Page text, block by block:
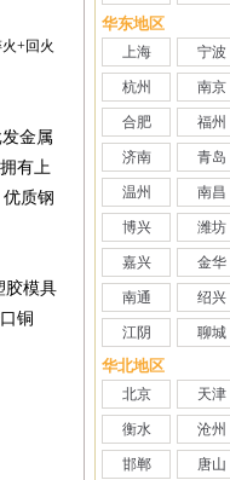
+回火
金属
有上
质钢
胶模具
铜
华东地区
上海 宁波
杭州 南京
合肥 福州
济南 青岛
温州 南昌
博兴 潍坊
嘉兴 金华
南通 绍兴
江阴 聊城
华北地区
北京 天津
衡水 沧州
邯郸 唐山